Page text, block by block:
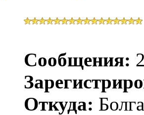
Сообщения:
Откуда: